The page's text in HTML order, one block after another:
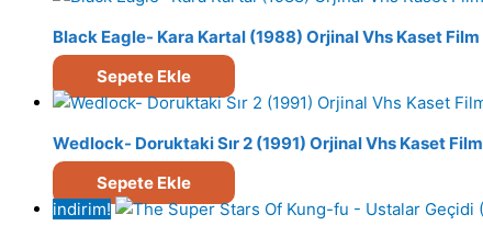
Black Eagle- Kara Kartal (1988) Orjinal Vhs Kaset Film
Sepete Ekle
Wedlock- Doruktaki Sır 2 (1991) Orjinal Vhs Kaset Film
Sepete Ekle
indirim!